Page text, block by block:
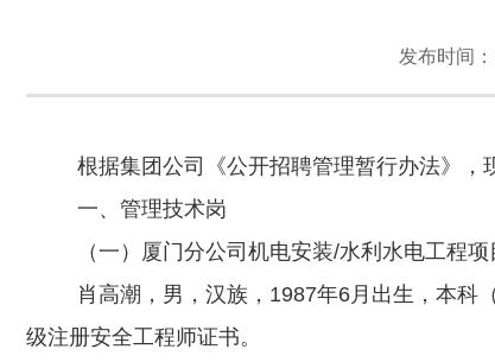
发布时间
根据集团公司《公开招聘管理暂行办法》，
一、管理技术岗
（一）厦门分公司机电安装/水利水电工程
肖高潮，男，汉族， 1987年6月出生，本科
级注册安全工程师证书。